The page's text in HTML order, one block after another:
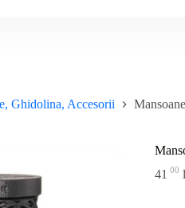
Ghidolina, Accesorii
41 00